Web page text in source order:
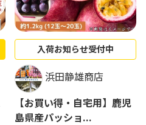
入荷お知らせ受付中
浜田静雄商店
【お買い得・自宅用】鹿児
島県産パッショ...